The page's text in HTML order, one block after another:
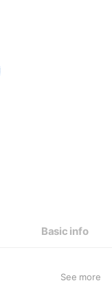
Basic info
See more